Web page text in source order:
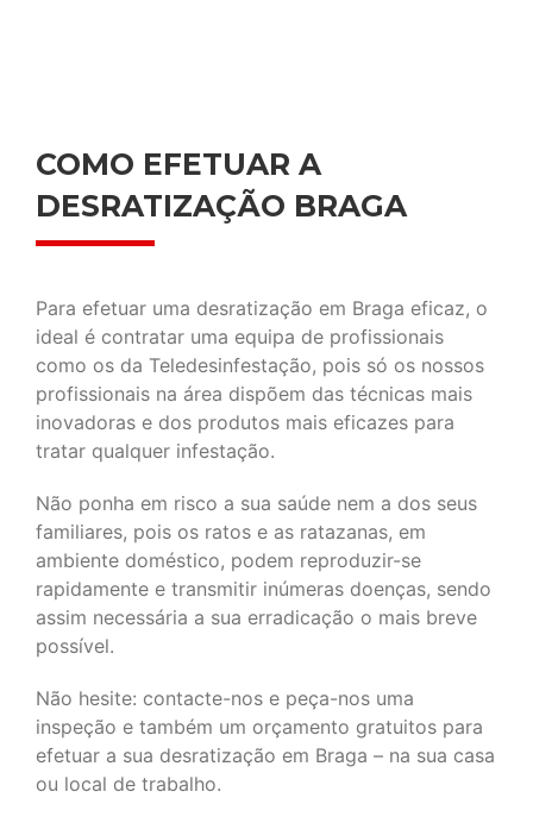
COMO EFETUAR A
DESRATIZAÇÃO BRAGA
Para efetuar uma desratização em Braga eficaz, o
ideal é contratar uma equipa de profissionais
como os da Teledesinfestação, pois só os nossos
profissionais na área dispõem das técnicas mais
inovadoras e dos produtos mais eficazes para
tratar qualquer infestação.
Não ponha em risco a sua saúde nem a dos seus
familiares, pois os ratos e as ratazanas, em
ambiente doméstico, podem reproduzir-se
rapidamente e transmitir inúmeras doenças, sendo
assim necessária a sua erradicação o mais breve
possível.
Não hesite: contacte-nos e peça-nos uma
inspeção e também um orçamento gratuitos para
efetuar a sua desratização em Braga – na sua casa
ou local de trabalho.